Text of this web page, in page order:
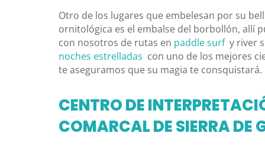
Otro de los lugares que embelesan por su
ornitológica es el embalse del borbollón, allí
con nosotros de rutas en paddle surfy river
noches estrelladas con uno de los mejores
te aseguramos que su magia te consquistará.
CENTRO DE
COMARCAL DE SIERRA DE